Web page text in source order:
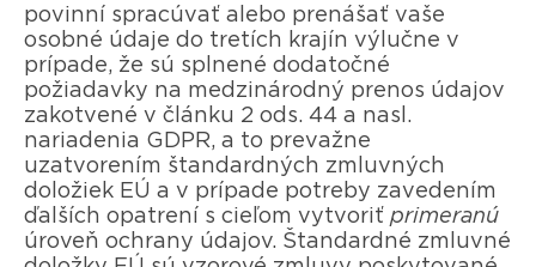
povinní spracúvať alebo prenášať vaše
osobné údaje do tretích krajín výlučne v
prípade, že sú splnené dodatočné
požiadavky na medzinárodný prenos údajov
zakotvené v článku 2 ods. 44 a nasl.
nariadenia GDPR, a to prevažne
uzatvorením štandardných zmluvných
doložiek EÚ a v prípade potreby zavedením
ďalších opatrení s cieľom vytvoriť primeranú
úroveň ochrany údajov. Štandardné zmluvné